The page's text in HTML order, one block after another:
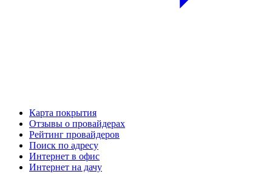
Карта покрытия
Отзывы о провайдерах
Рейтинг провайдеров
Поиск по адресу
Интернет в офис
Интернет на дачу